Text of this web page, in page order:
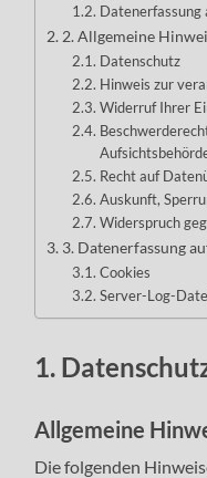
Datenerfassung
2. Allgemeine
Datenschutz
Hinweis zur
Widerruf Ihrer
Recht auf
Auskunft,
Widerspruch
3. Datenerfassung
Cookies
Server-Log-
1.
Allgemeine
Die folgenden